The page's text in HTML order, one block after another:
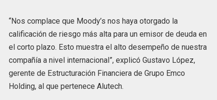
“Nos complace que Moody’s nos haya otorgado la
calificación de riesgo más alta para un emisor de deuda en
el corto plazo. Esto muestra el alto desempeño de nuestra
compañía a nivel internacional”, explicó Gustavo López,
gerente de Estructuración Financiera de Grupo Emco
Holding, al que pertenece Alutech.